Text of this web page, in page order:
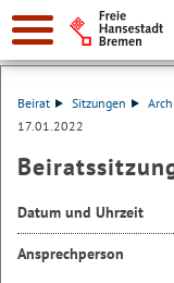
Suche:
Beirat Sitzungen
17.01.2022
Datum und Uhrzeit
Ansprechperson